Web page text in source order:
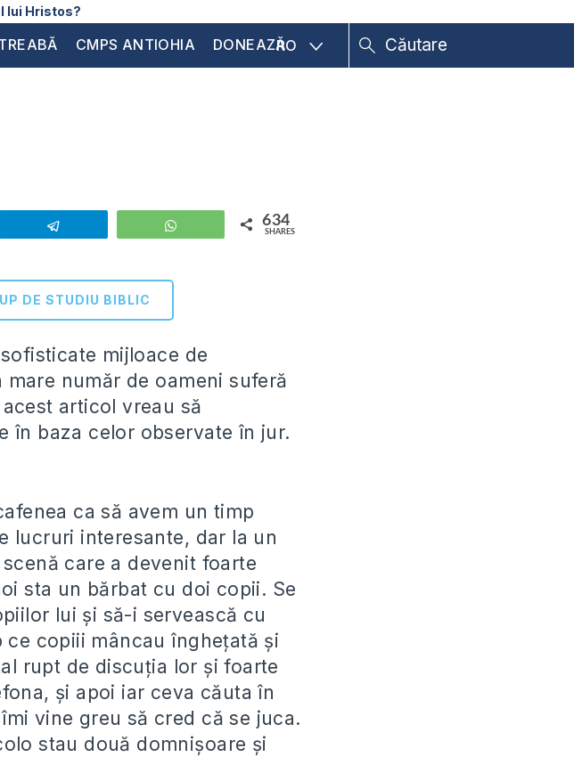
lui Hristos?
CMPS ANTIOHIA DONEAZĂRO
WhatsApp 634
SHARES
DE STUDIU BIBLIC
mijloace de
număr de oameni suferă
articol vreau să
în baza celor observate în jur.
ca să avem un timp
lucruri interesante, dar la un
care a devenit foarte
sta un bărbat cu doi copii. Se
lui şi să-i servească cu
ce copiii mâncau îngheţată şi
rupt de discuţia lor şi foarte
şi apoi iar ceva căuta în
vine greu să cred că se juca.
stau două domnişoare şi